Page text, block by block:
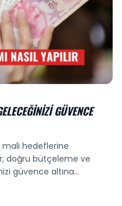
GÜVENCE
mali hedeflerine
doğru bütçeleme ve
güvence altına